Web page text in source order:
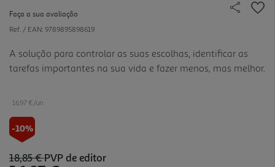
Faça a sua avaliação
Ref. / EAN: 9789895898619
A solução para controlar as suas escolhas, identificar as
tarefas importantes na sua vida e fazer menos, mas melhor.
16.97 €/un
-10%
18,85 €PVP de editor